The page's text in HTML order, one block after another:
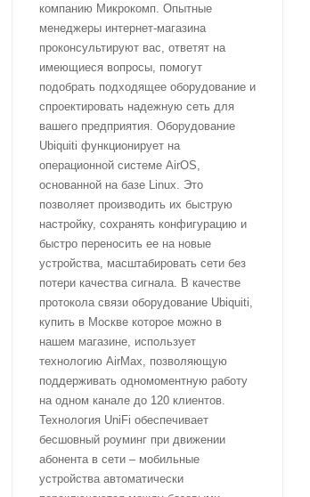
компанию Микрокомп. Опытные
менеджеры интернет-магазина
проконсультируют вас, ответят на
имеющиеся вопросы, помогут
подобрать подходящее оборудование и
спроектировать надежную сеть для
вашего предприятия. Оборудование
Ubiquiti функционирует на
операционной системе AirOS,
основанной на базе Linux. Это
позволяет производить их быструю
настройку, сохранять конфигурацию и
быстро переносить ее на новые
устройства, масштабировать сети без
потери качества сигнала. В качестве
протокола связи оборудование Ubiquiti,
купить в Москве которое можно в
нашем магазине, использует
технологию AirMax, позволяющую
поддерживать одномоментную работу
на одном канале до 120 клиентов.
Технология UniFi обеспечивает
бесшовный роуминг при движении
абонента в сети – мобильные
устройства автоматически